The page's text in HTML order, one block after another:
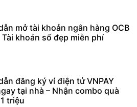
mở tài khoản ngân hàng OCB
Tài khoản số đẹp miễn phí
đăng ký ví điện tử VNPAY
tại nhà – Nhận combo quà
triệu